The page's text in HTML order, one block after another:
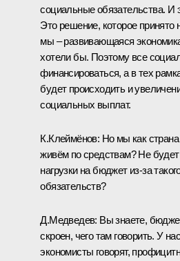
социальные обязательства. И
Это решение, которое принято
мы – развивающаяся
хотели бы. Поэтому все
финансироваться, а в тех
будет происходить и
социальных выплат.
К.Клеймёнов: Но мы как
живём по средствам? Не
нагрузки на бюджет из‑за
обязательств?
Д.Медведев: Вы знаете,
скроен, чего там говорить. У
экономисты говорят,